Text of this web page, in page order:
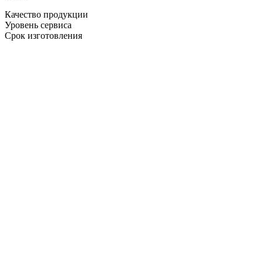
Качество продукции
Уровень сервиса
Срок изготовления